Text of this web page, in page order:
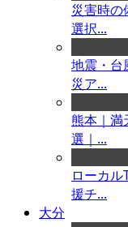
災害時の
選択...
地震・台
災ア...
熊本｜満
選｜...
ローカ
援チ...
大分